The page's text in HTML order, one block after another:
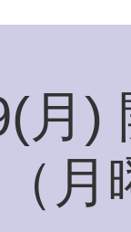
月
月